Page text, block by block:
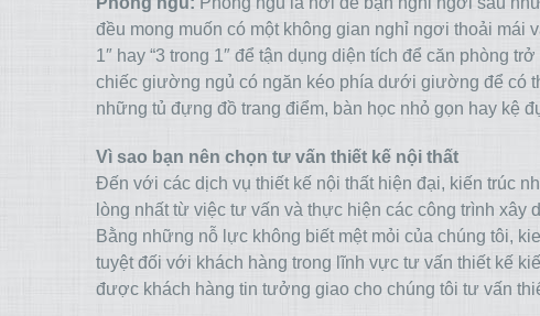
đều mong muốn có một không gian nghỉ ngơi thoải mái
1″ hay “3 trong 1″ để tận dụng diện tích để căn phòng
chiếc giường ngủ có ngăn kéo phía dưới giường để có
những tủ đựng đồ trang điểm, bàn học nhỏ gọn hay kệ
Vì sao bạn nên chọn tư vấn thiết kế nội thất
Đến với các dịch vụ thiết kế nội thất hiện đại, kiến trúc
lòng nhất từ việc tư vấn và thực hiện các công trình xây
Bằng những nỗ lực không biết mệt mỏi của chúng tôi,
tuyệt đối với khách hàng trong lĩnh vực tư vấn thiết kế
được khách hàng tin tưởng giao cho chúng tôi tư vấn